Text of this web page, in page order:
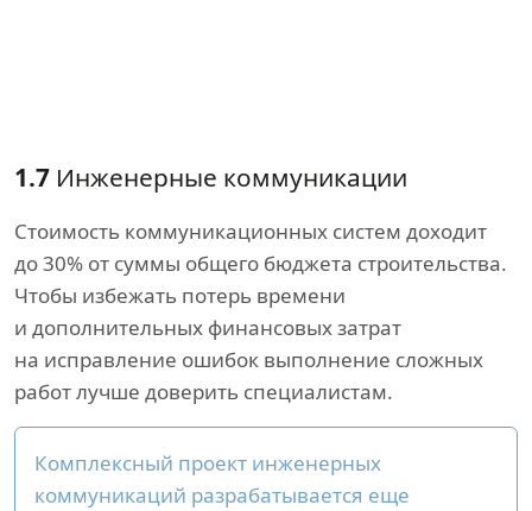
1.7 Инженерные коммуникации
Стоимость коммуникационных систем доходит
до 30% от суммы общего бюджета строительства.
Чтобы избежать потерь времени
и дополнительных финансовых затрат
на исправление ошибок выполнение сложных
работ лучше доверить специалистам.
Комплексный проект инженерных
коммуникаций разрабатывается еще